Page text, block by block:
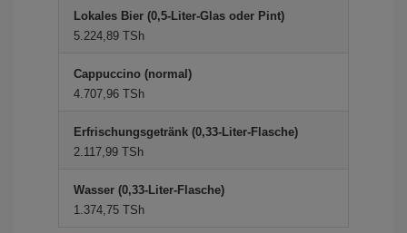
Lokales Bier (0,5-Liter-Glas oder Pint)
5.224,89 TSh
Cappuccino (normal)
4.707,96 TSh
Erfrischungsgetränk (0,33-Liter-Flasche)
2.117,99 TSh
Wasser (0,33-Liter-Flasche)
1.374,75 TSh